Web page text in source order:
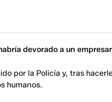
devorado a un
por la Policía y, tras
humanos.